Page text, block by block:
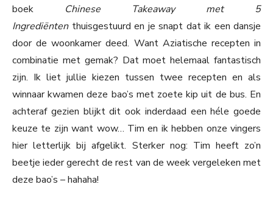
boek Chinese Takeaway met 5
Ingrediënten thuisgestuurd en je snapt dat ik een dansje
door de woonkamer deed. Want Aziatische recepten in
combinatie met gemak? Dat moet helemaal fantastisch
zijn. Ik liet jullie kiezen tussen twee recepten en als
winnaar kwamen deze bao’s met zoete kip uit de bus. En
achteraf gezien blijkt dit ook inderdaad een héle goede
keuze te zijn want wow… Tim en ik hebben onze vingers
hier letterlijk bij afgelikt. Sterker nog: Tim heeft zo’n
beetje ieder gerecht de rest van de week vergeleken met
deze bao’s – hahaha!